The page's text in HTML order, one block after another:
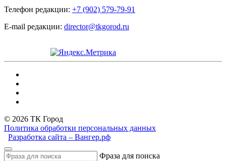
Телефон редакции: +7 (902) 579-79-91
E-mail редакции: director@tkgorod.ru
© 2026 ТК Город
Политика обработки персональных данных
Разработка сайта – Вангер.рф
Фраза для поиска